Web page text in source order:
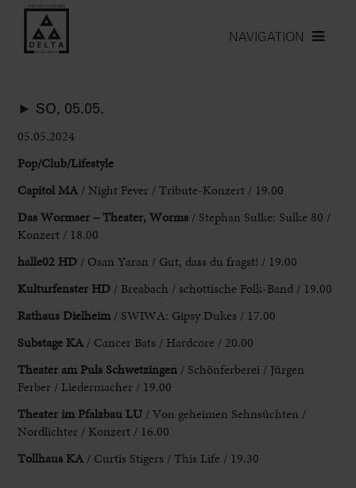
NAVIGATION
► SO, 05.05.
05.05.2024
Pop/Club/Lifestyle
Capitol MA / Night Fever / Tribute-Konzert / 19.00
Das Wormser – Theater, Worms / Stephan Sulke: Sulke 80 /
Konzert / 18.00
halle02 HD / Osan Yaran / Gut, dass du fragst! / 19.00
Kulturfenster HD / Breabach / schottische Folk-Band / 19.00
Rathaus Dielheim / SWIWA: Gipsy Dukes / 17.00
Substage KA / Cancer Bats / Hardcore / 20.00
Theater am Puls Schwetzingen / Schönferberei / Jürgen
Ferber / Liedermacher / 19.00
Theater im Pfalzbau LU / Von geheimen Sehnsüchten /
Nordlichter / Konzert / 16.00
Tollhaus KA / Curtis Stigers / This Life / 19.30